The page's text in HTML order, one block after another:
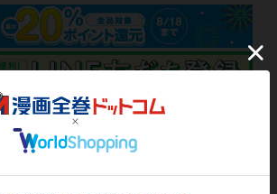
660 円
カートに入れる